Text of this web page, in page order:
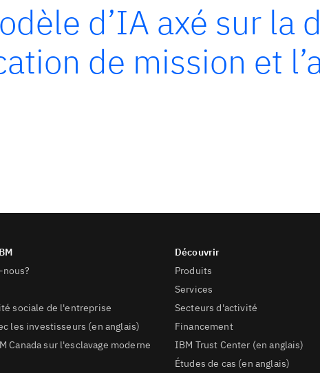
d’IA axé sur la
de mission et
sociale de l'entreprise
les investisseurs (en anglais)
Canada sur l'esclavage moderne
Produits
Services
Secteurs d'activité
Financement
IBM Trust Center (en anglais)
Études de cas (en anglais)